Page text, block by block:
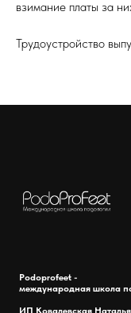
взимание платы за
Трудоустройство
Podoprofeet -
международная школа
ИП Ковалевская